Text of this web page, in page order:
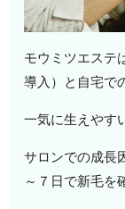
モウミツエステ
導入）と自宅で
一気に生えやす
サロンでの成長
～７日で新毛を